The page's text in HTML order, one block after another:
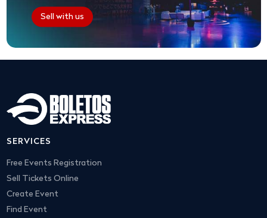
Sell with us
SERVICES
Free Events Registration
Sell Tickets Online
Create Event
Find Event